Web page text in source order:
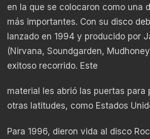
en la que se colocaron como una
más importantes. Con su disco
lanzado en 1994 y producido por
(Nirvana, Soundgarden,
exitoso recorrido. Este
material les abrió las puertas para
otras latitudes, como Estados
Para 1996, dieron vida al disco